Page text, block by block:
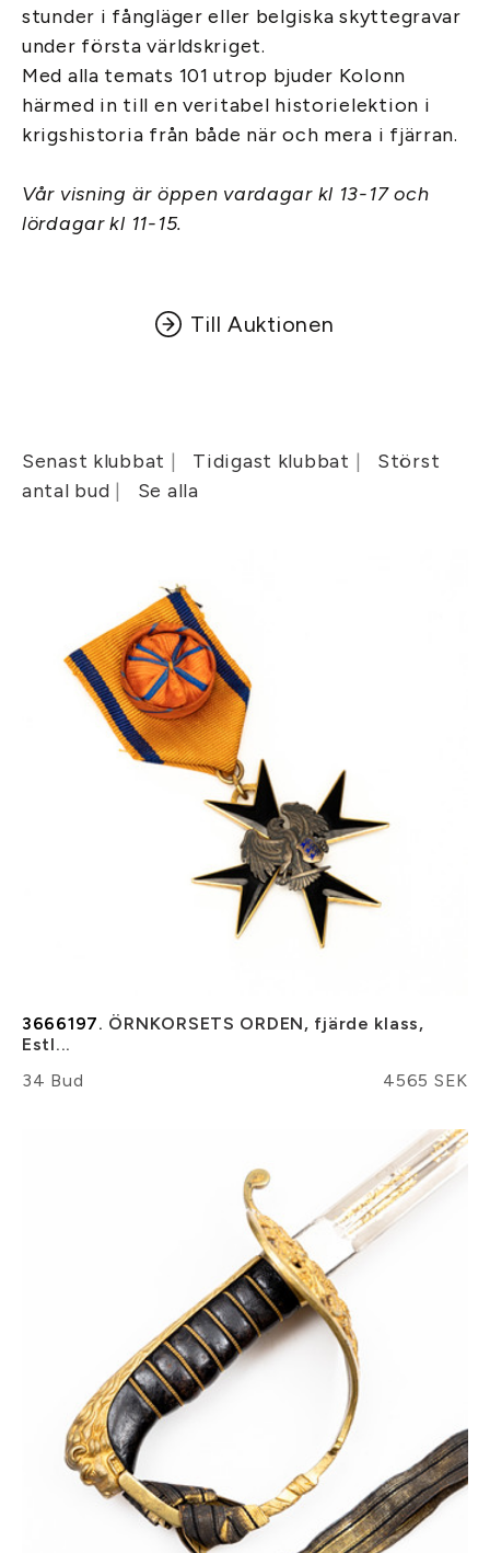
stunder i fångläger eller belgiska skyttegravar
under första världskriget.
Med alla temats 101 utrop bjuder Kolonn
härmed in till en veritabel historielektion i
krigshistoria från både när och mera i fjärran.
Vår visning är öppen vardagar kl 13-17 och
lördagar kl 11-15.
Till Auktionen
3666197. ÖRNKORSETS ORDEN, fjärde klass,
Estl...
34 Bud
4565 SEK
Senast klubbat Tidigast klubbat
Störst
antal bud
Se alla